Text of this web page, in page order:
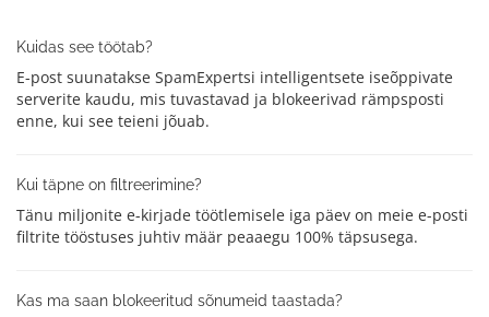
Kuidas see töötab?
E-post suunatakse SpamExpertsi intelligentsete iseõppivate
serverite kaudu, mis tuvastavad ja blokeerivad rämpsposti
enne, kui see teieni jõuab.
Kui täpne on filtreerimine?
Tänu miljonite e-kirjade töötlemisele iga päev on meie e-posti
filtrite tööstuses juhtiv määr peaaegu 100% täpsusega.
Kas ma saan blokeeritud sõnumeid taastada?